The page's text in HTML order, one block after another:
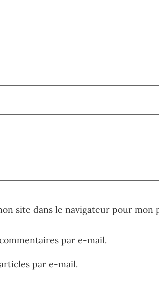
site dans le navigateur pour mon
par e-mail.
par e-mail.